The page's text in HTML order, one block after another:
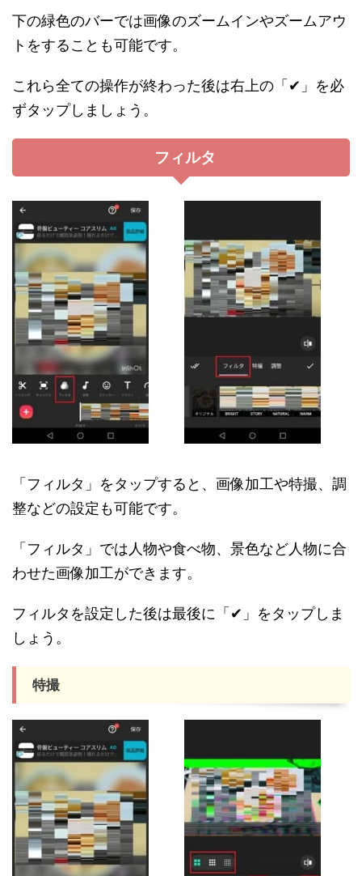
下の緑色のバーでは画像のズームインやズームアウ
トをすることも可能です。
これら全ての操作が終わった後は右上の「✔」を必
ずタップしましょう。
フィルタ
「フィルタ」をタップすると、画像加工や特撮、調
整などの設定も可能です。
「フィルタ」では人物や食べ物、景色など人物に合
わせた画像加工ができます。
フィルタを設定した後は最後に「✔」をタップしま
しょう。
特撮